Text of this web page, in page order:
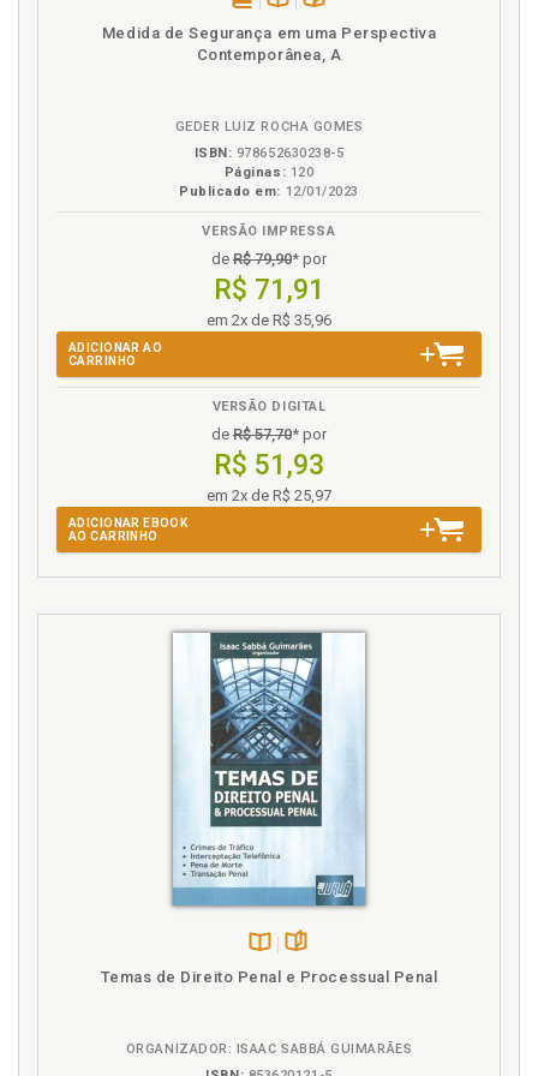
profissional, p. 63
Estrutura do crime de lavagem de capitais, p. 55
Fenômeno da globalização da circulação de capitais
e a demanda pelo Direito Penal para a garantia de
sua circulação legal, p. 23
Globalização. Fenômeno da globalização da
circulação de capitais e a demanda pelo Direito
Penal para a garantia de sua circulação legal, p. 23
Imputação objetiva na cumplicidade por ações
Lavagem de capitais. Bem jurídico tutelado e as
questões de política criminal na lavagem de capitais,
Lavagem de capitais. Construção conceitual da
lavagem de capitais, os elementos constitutivos de
sua tipificação e o bem jurídico tutelado, p. 50
Lavagem de capitais. Delimitação do risco no
contexto profissional de atividade sensíveis à
lavagem de capitais, p. 159
Lavagem de capitais. Diretrizes internacionais e a
criação de um regime de regulação da lavagem de
capitais, p. 33
face do cotidiano profissional, p. 63
em
eBook
na
Medida de Segurança em uma Perspectiva
Contemporânea, A
GEDER LUIZ ROCHA GOMES
ISBN: 978652630238-5
Páginas: 120
Publicado em: 12/01/2023
VERSÃO IMPRESSA
de R$ 79,90* por
R$ 71,91
em 2x de R$ 35,96
ADICIONAR AO
CARRINHO
VERSÃO DIGITAL
de R$ 57,70* por
R$ 51,93
em 2x de R$ 25,97
ADICIONAR EBOOK
AO CARRINHO
Disponível
Temas de Direito Penal e Processual Penal
ORGANIZADOR: ISAAC SABBÁ GUIMARÃES